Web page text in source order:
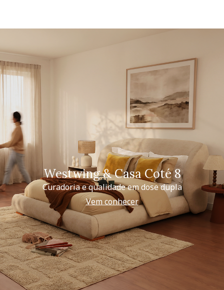
Westwing & Casa Coté 8
Curadoria e qualidade em dose dupla
Vem conhecer